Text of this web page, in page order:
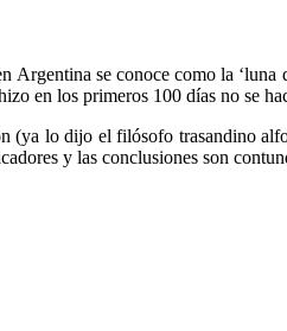
se conoce como la
en los primeros 100 días no se
lo dijo el filósofo trasandino
y las conclusiones son